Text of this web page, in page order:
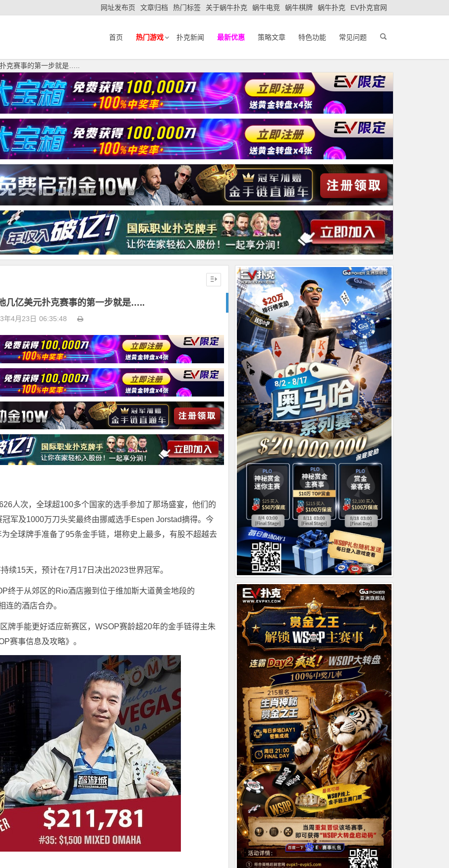
网址发布页 文章归档 热门标签 关于蜗牛扑克 蜗牛电竞 蜗牛棋牌 蜗牛扑克 EV扑克官网
首页 热门游戏 扑克新闻 最新优惠 策略文章 特色功能 常见问题
克赛事的第一步就是…..
几亿美元扑克赛事的第一步就是…..
年4月23日 06:35:48
人次，全球超100多个国家的选手参加了那场盛宴，他们的
军及1000万刀头奖最终由挪威选手Espen Jorstad摘得。今
全球牌手准备了95条金手链，堪称史上最多，有股不超越去
续15天，预计在7月17日决出2023世界冠军。
终于从郊区的Rio酒店搬到位于维加斯大道黄金地段的
连的酒店合办。
牌手能更好适应新赛区，WSOP赛龄超20年的金手链得主朱
赛事信息及攻略》。